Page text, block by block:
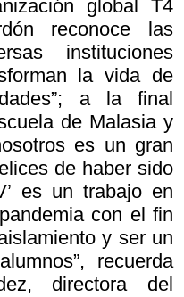
global T4
reconoce las
instituciones
la vida de
a la final
de Malasia y
es un gran
de haber sido
es un trabajo en
con el fin
y ser un
recuerda
directora del